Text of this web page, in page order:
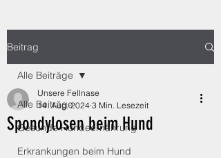
Beitrag
Alle Beiträge
Gesunde Hundeernährung
Erkrankungen beim Hund
Alle Beiträge
Spondylosen beim Hund
Unsere Fellnase
14. Aug. 2024 3 Min. Lesezeit